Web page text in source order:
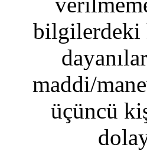
bilgilerdeki
maddi/
üçüncü